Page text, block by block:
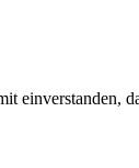
einverstanden,